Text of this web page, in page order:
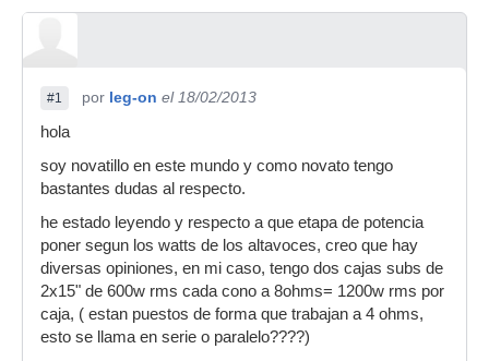
#1 por leg-on el 18/02/2013
hola
soy novatillo en este mundo y como novato tengo
bastantes dudas al respecto.
he estado leyendo y respecto a que etapa de potencia
poner segun los watts de los altavoces, creo que hay
diversas opiniones, en mi caso, tengo dos cajas subs de
2x15" de 600w rms cada cono a 8ohms= 1200w rms por
caja, ( estan puestos de forma que trabajan a 4 ohms,
esto se llama en serie o paralelo????)